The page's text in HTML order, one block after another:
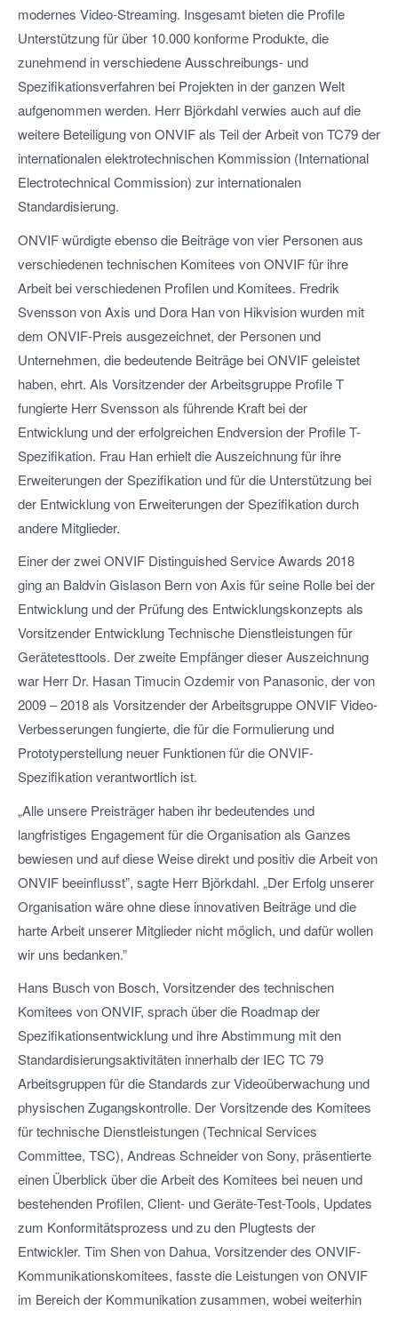
modernes Video-Streaming. Insgesamt bieten die Profile
Unterstützung für über 10.000 konforme Produkte, die
zunehmend in verschiedene Ausschreibungs- und
Spezifikationsverfahren bei Projekten in der ganzen Welt
aufgenommen werden. Herr Björkdahl verwies auch auf die
weitere Beteiligung von ONVIF als Teil der Arbeit von TC79 der
internationalen elektrotechnischen Kommission (International
Electrotechnical Commission) zur internationalen
Standardisierung.
ONVIF würdigte ebenso die Beiträge von vier Personen aus
verschiedenen technischen Komitees von ONVIF für ihre
Arbeit bei verschiedenen Profilen und Komitees. Fredrik
Svensson von Axis und Dora Han von Hikvision wurden mit
dem ONVIF-Preis ausgezeichnet, der Personen und
Unternehmen, die bedeutende Beiträge bei ONVIF geleistet
haben, ehrt. Als Vorsitzender der Arbeitsgruppe Profile T
fungierte Herr Svensson als führende Kraft bei der
Entwicklung und der erfolgreichen Endversion der Profile T-
Spezifikation. Frau Han erhielt die Auszeichnung für ihre
Erweiterungen der Spezifikation und für die Unterstützung bei
der Entwicklung von Erweiterungen der Spezifikation durch
andere Mitglieder.
Einer der zwei ONVIF Distinguished Service Awards 2018
ging an Baldvin Gislason Bern von Axis für seine Rolle bei der
Entwicklung und der Prüfung des Entwicklungskonzepts als
Vorsitzender Entwicklung Technische Dienstleistungen für
Gerätetesttools. Der zweite Empfänger dieser Auszeichnung
war Herr Dr. Hasan Timucin Ozdemir von Panasonic, der von
2009 – 2018 als Vorsitzender der Arbeitsgruppe ONVIF Video-
Verbesserungen fungierte, die für die Formulierung und
Prototyperstellung neuer Funktionen für die ONVIF-
Spezifikation verantwortlich ist.
„Alle unsere Preisträger haben ihr bedeutendes und
langfristiges Engagement für die Organisation als Ganzes
bewiesen und auf diese Weise direkt und positiv die Arbeit von
ONVIF beeinflusst”, sagte Herr Björkdahl. „Der Erfolg unserer
Organisation wäre ohne diese innovativen Beiträge und die
harte Arbeit unserer Mitglieder nicht möglich, und dafür wollen
wir uns bedanken.”
Hans Busch von Bosch, Vorsitzender des technischen
Komitees von ONVIF, sprach über die Roadmap der
Spezifikationsentwicklung und ihre Abstimmung mit den
Standardisierungsaktivitäten innerhalb der IEC TC 79
Arbeitsgruppen für die Standards zur Videoüberwachung und
physischen Zugangskontrolle. Der Vorsitzende des Komitees
für technische Dienstleistungen (Technical Services
Committee, TSC), Andreas Schneider von Sony, präsentierte
einen Überblick über die Arbeit des Komitees bei neuen und
bestehenden Profilen, Client- und Geräte-Test-Tools, Updates
zum Konformitätsprozess und zu den Plugtests der
Entwickler. Tim Shen von Dahua, Vorsitzender des ONVIF-
Kommunikationskomitees, fasste die Leistungen von ONVIF
im Bereich der Kommunikation zusammen, wobei weiterhin